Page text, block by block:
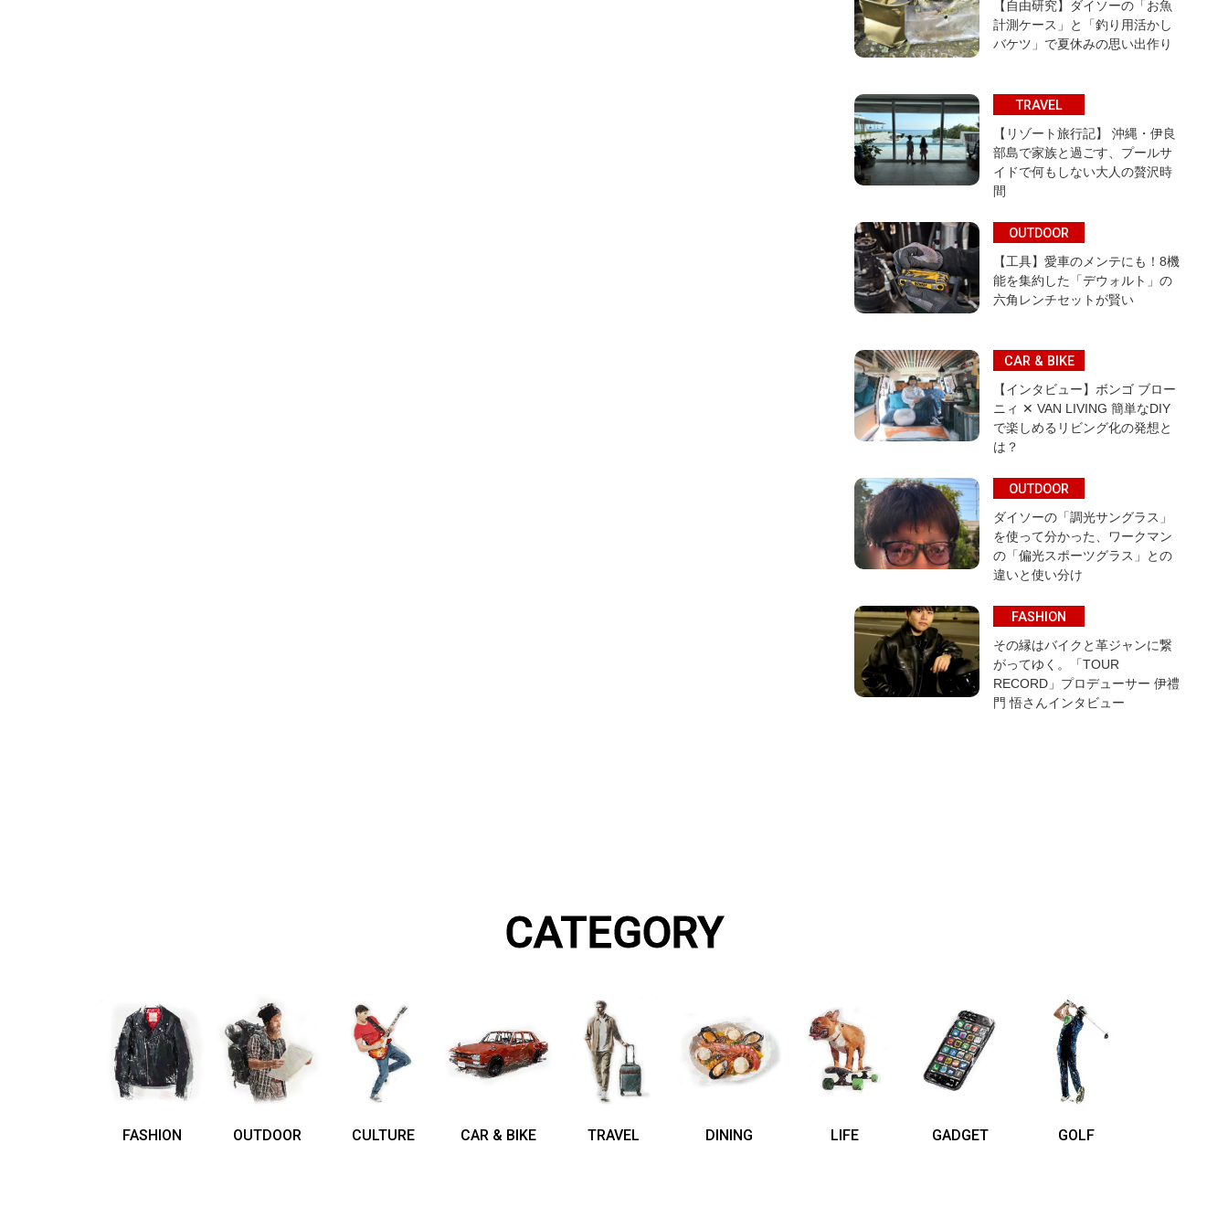
【自由研究】ダイソーの「お魚
計測ケース」と「釣り用活かし
バケツ」で夏休みの思い出作り
TRAVEL
【リゾート旅行記】 沖縄・伊良
部島で家族と過ごす、プールサ
イドで何もしない大人の贅沢時
間
OUTDOOR
【工具】愛車のメンテにも！8機
能を集約した「デウォルト」の
六角レンチセットが賢い
CAR & BIKE
【インタビュー】ボンゴ ブロー
ニィ ✕ VAN LIVING 簡単なDIY
で楽しめるリビング化の発想と
は？
OUTDOOR
ダイソーの「調光サングラス」
を使って分かった、ワークマン
の「偏光スポーツグラス」との
違いと使い分け
FASHION
その縁はバイクと革ジャンに繋
がってゆく。「TOUR
RECORD」プロデューサー 伊禮
門 悟さんインタビュー
CATEGORY
FASHION OUTDOOR CULTURE CAR & BIKE TRAVEL DINING LIFE GADGET GOLF